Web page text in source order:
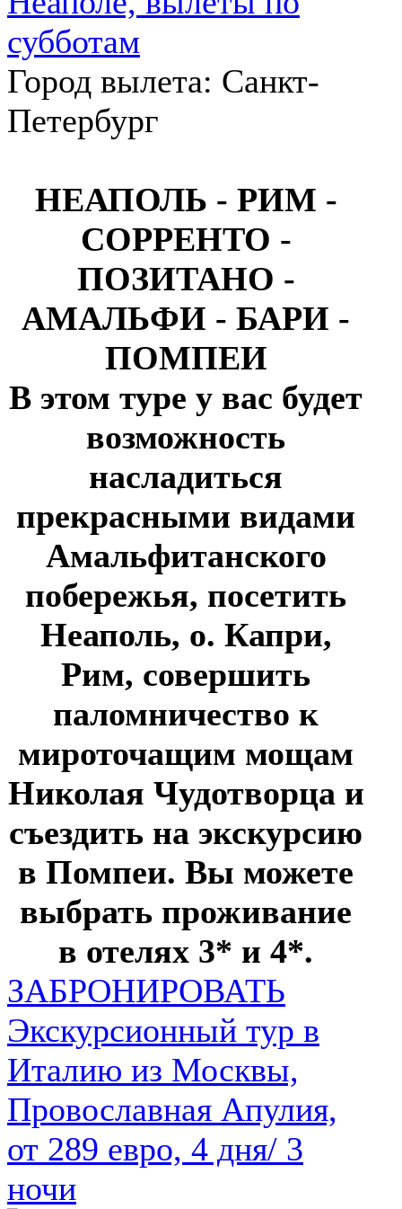
Город вылета: Санкт-
Петербург
НЕАПОЛЬ - РИМ -
СОРРЕНТО -
ПОЗИТАНО -
АМАЛЬФИ - БАРИ -
ПОМПЕИ
В этом туре у вас будет
возможность
насладиться
прекрасными видами
Амальфитанского
побережья, посетить
Неаполь, о. Капри,
Рим, совершить
паломничество к
мироточащим мощам
Николая Чудотворца и
съездить на экскурсию
в Помпеи. Вы можете
выбрать проживание
в отелях 3* и 4*.
ЗАБРОНИРОВАТЬ
Экскурсионный тур в
Италию из Москвы,
Провославная Апулия,
от 289 евро, 4 дня/ 3
ночи